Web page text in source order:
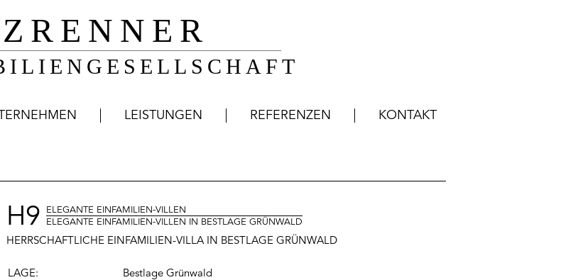
ZRENNER
LEISTUNGEN REFERENZEN KONTAKT
H9
ELEGANTE EINFAMILIEN-VILLEN
ELEGANTE EINFAMILIEN-VILLEN IN BESTLAGE GRÜNWALD
HERRSCHAFTLICHE EINFAMILIEN-VILLA IN BESTLAGE GRÜNWALD
LAGE:
Bestlage Grünwald